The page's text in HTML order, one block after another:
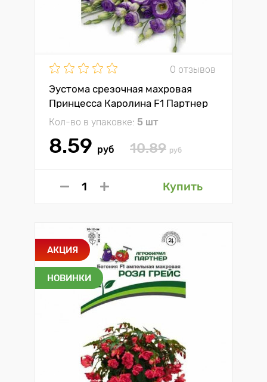
0 отзывов
Эустома срезочная махровая
Принцесса Каролина F1 Партнер
Кол-во в упаковке: 5 шт
8.59 руб 10.89 руб
Купить
АКЦИЯ
НОВИНКИ